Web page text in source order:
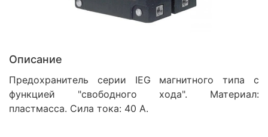
Описание
Предохранитель серии IEG магнитного типа с
функцией "свободного хода". Материал:
пластмасса. Сила тока: 40 А.